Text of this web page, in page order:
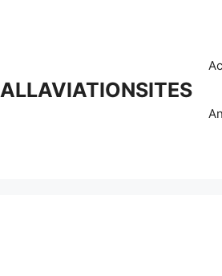
ALLAVIATIONSITES